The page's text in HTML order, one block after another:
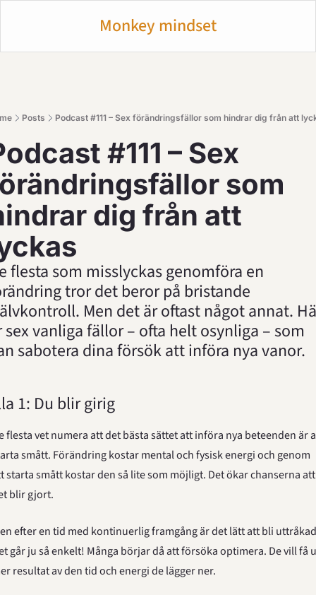
Monkey mindset
Posts Podcast #111 – Sex förändringsfällor som hindrar dig från att
#111 – Sex
som
dig från att
flesta som misslyckas genomföra en
tror det beror på bristande
Men det är oftast något annat.
sex vanliga fällor – ofta helt osynliga – som
sabotera dina försök att införa nya vanor.
1: Du blir girig
flesta vet numera att det bästa sättet att införa nya beteenden är
smått. Förändring kostar mental och fysisk energi och genom
starta smått kostar den så lite som möjligt. Det ökar chanserna att
blir gjort.
efter en tid med kontinuerlig framgång är det lätt att bli
går ju så enkelt! Många börjar då att försöka optimera. De vill få
resultat av den tid och energi de lägger ner.